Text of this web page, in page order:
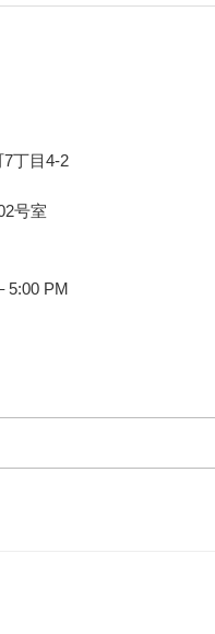
丁目4-2
号室
5:00 PM